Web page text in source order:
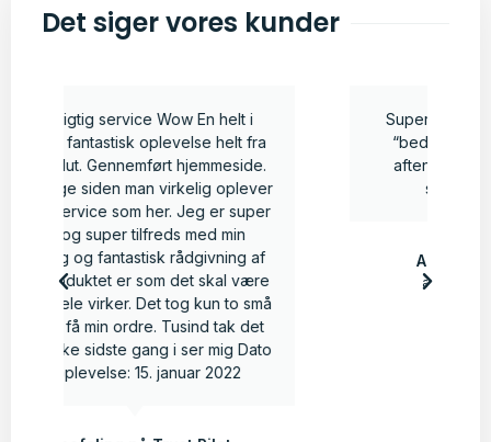
Det siger vores kunder
Super hurtig levering. Vild med mit
“bed-light” der tænder svagt om
aftenen, ganske forsigtigt under
sengen. Kan anbefales.
Anbefaling på Trustpilot
af Dorte Graugaard-Jensen